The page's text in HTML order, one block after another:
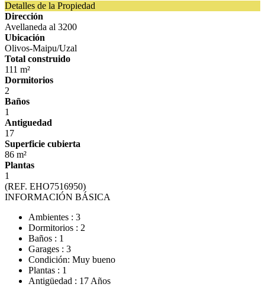
Detalles de la Propiedad
Dirección
Avellaneda al 3200
Ubicación
Olivos-Maipu/Uzal
Total construido
111 m²
Dormitorios
2
Baños
1
Antiguedad
17
Superficie cubierta
86 m²
Plantas
1
(REF. EHO7516950)
INFORMACIÓN BÁSICA
Ambientes : 3
Dormitorios : 2
Baños : 1
Garages : 3
Condición: Muy bueno
Plantas : 1
Antigüedad : 17 Años